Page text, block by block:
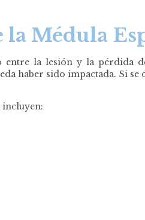
la Médula
la lesión y la pérdida
haber sido impactada. Si se
incluyen: